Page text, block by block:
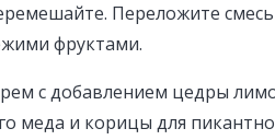
Переложите
фруктами.
с добавлением цедры
меда и корицы для